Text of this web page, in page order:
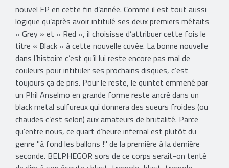
nouvel EP en cette fin d’année. Comme il est tout aussi
logique qu’après avoir intitulé ses deux premiers méfaits
« Grey » et « Red », il choisisse d’attribuer cette fois le
titre « Black » à cette nouvelle cuvée. La bonne nouvelle
dans l’histoire c’est qu’il lui reste encore pas mal de
couleurs pour intituler ses prochains disques, c’est
toujours ça de pris. Pour le reste, le quintet emmené par
un Phil Anselmo en grande forme reste ancré dans un
black metal sulfureux qui donnera des sueurs froides (ou
chaudes c’est selon) aux amateurs de brutalité. Parce
qu’entre nous, ce quart d’heure infernal est plutôt du
genre "à fond les ballons !" de la première à la dernière
seconde. BELPHEGOR sors de ce corps serait-on tenté